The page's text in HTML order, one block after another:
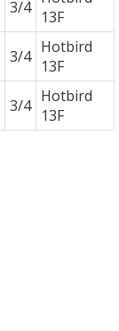
3/4 13F
3/4 Hotbird
13F
3/4 Hotbird
13F